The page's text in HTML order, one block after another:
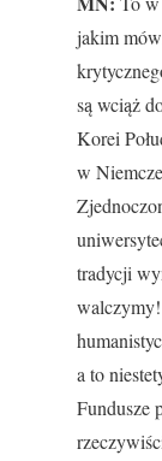
jakim
są wciąż
Korei
w
tradycji
a to
Fundusze